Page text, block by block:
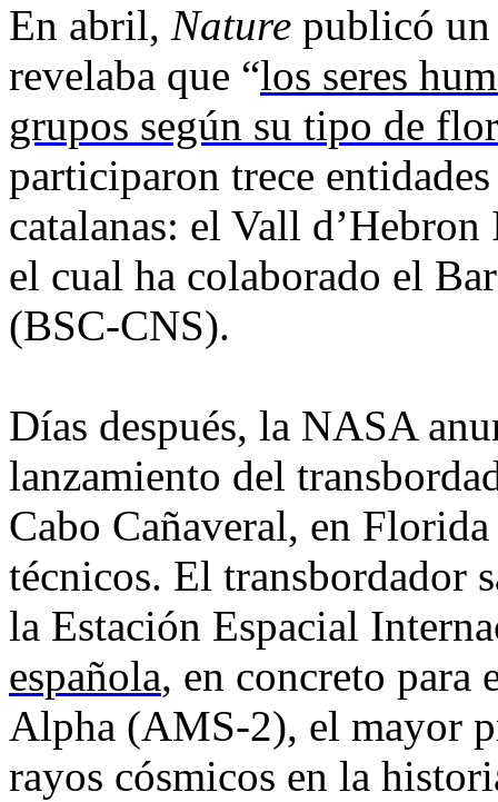
En abril, Nature publicó un
revelaba que “los seres
grupos según su tipo de
participaron trece
catalanas: el Vall
el cual ha colaborado el
(BSC-CNS).
Días después, la NASA
lanzamiento del
Cabo Cañaveral, en
técnicos. El transbordador
la Estación Espacial
española, en concreto para
Alpha (AMS-2), el mayor
rayos cósmicos en la